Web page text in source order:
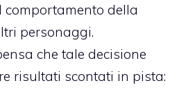
comportamento della
personaggi.
che tale decisione
risultati scontati in pista: